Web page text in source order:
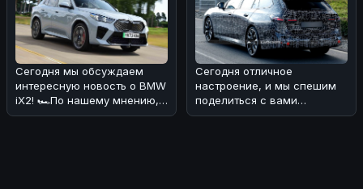
Сегодня мы обсуждаем
интересную новость о BMW
iX2! 🏎По нашему мнению,
эта новинка выглядит очень
Сегодня отличное
настроение, и мы спешим
поделиться с вами
интересной новостью! 🏎🔥